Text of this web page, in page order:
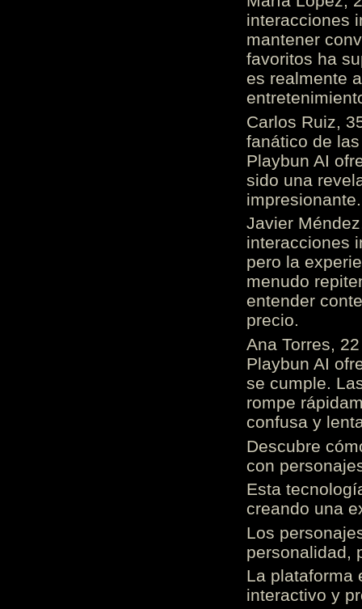
interacciones
mantener
favoritos ha
es realmente
Carlos Ruiz,
fanático de
Playbun AI
sido una
Javier
interacciones
pero la
menudo
entender
precio.
Ana Torres,
Playbun AI
se cumple.
rompe
confusa y
Descubre
con
Esta
creando una
Los
personalidad,
La plataforma
interactivo y